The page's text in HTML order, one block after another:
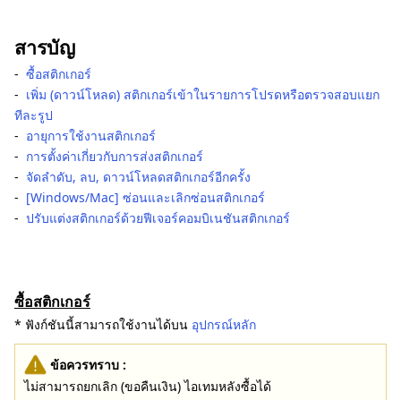
สารบัญ
- ซื้อสติกเกอร์
- เพิ่ม (ดาวน์โหลด) สติกเกอร์เข้าในรายการโปรดหรือตรวจสอบแยก
ทีละรูป
- อายุการใช้งานสติกเกอร์
- การตั้งค่าเกี่ยวกับการส่งสติกเกอร์
- จัดลำดับ, ลบ, ดาวน์โหลดสติกเกอร์อีกครั้ง
- [Windows/Mac] ซ่อนและเลิกซ่อนสติกเกอร์
- ปรับแต่งสติกเกอร์ด้วยฟีเจอร์คอมบิเนชันสติกเกอร์
ซื้อสติกเกอร์
* ฟังก์ชันนี้สามารถใช้งานได้บน อุปกรณ์หลัก
ข้อควรทราบ :
ไม่สามารถยกเลิก (ขอคืนเงิน) ไอเทมหลังซื้อได้